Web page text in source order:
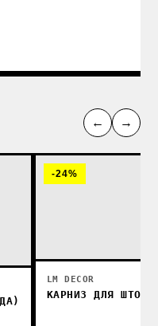
← →
-24%
LM DECOR
КАРНИЗ ДЛЯ ШТОР